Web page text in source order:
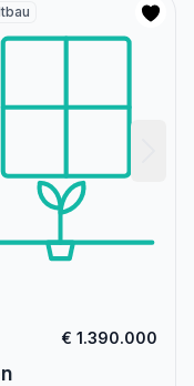
€ 1.390.000